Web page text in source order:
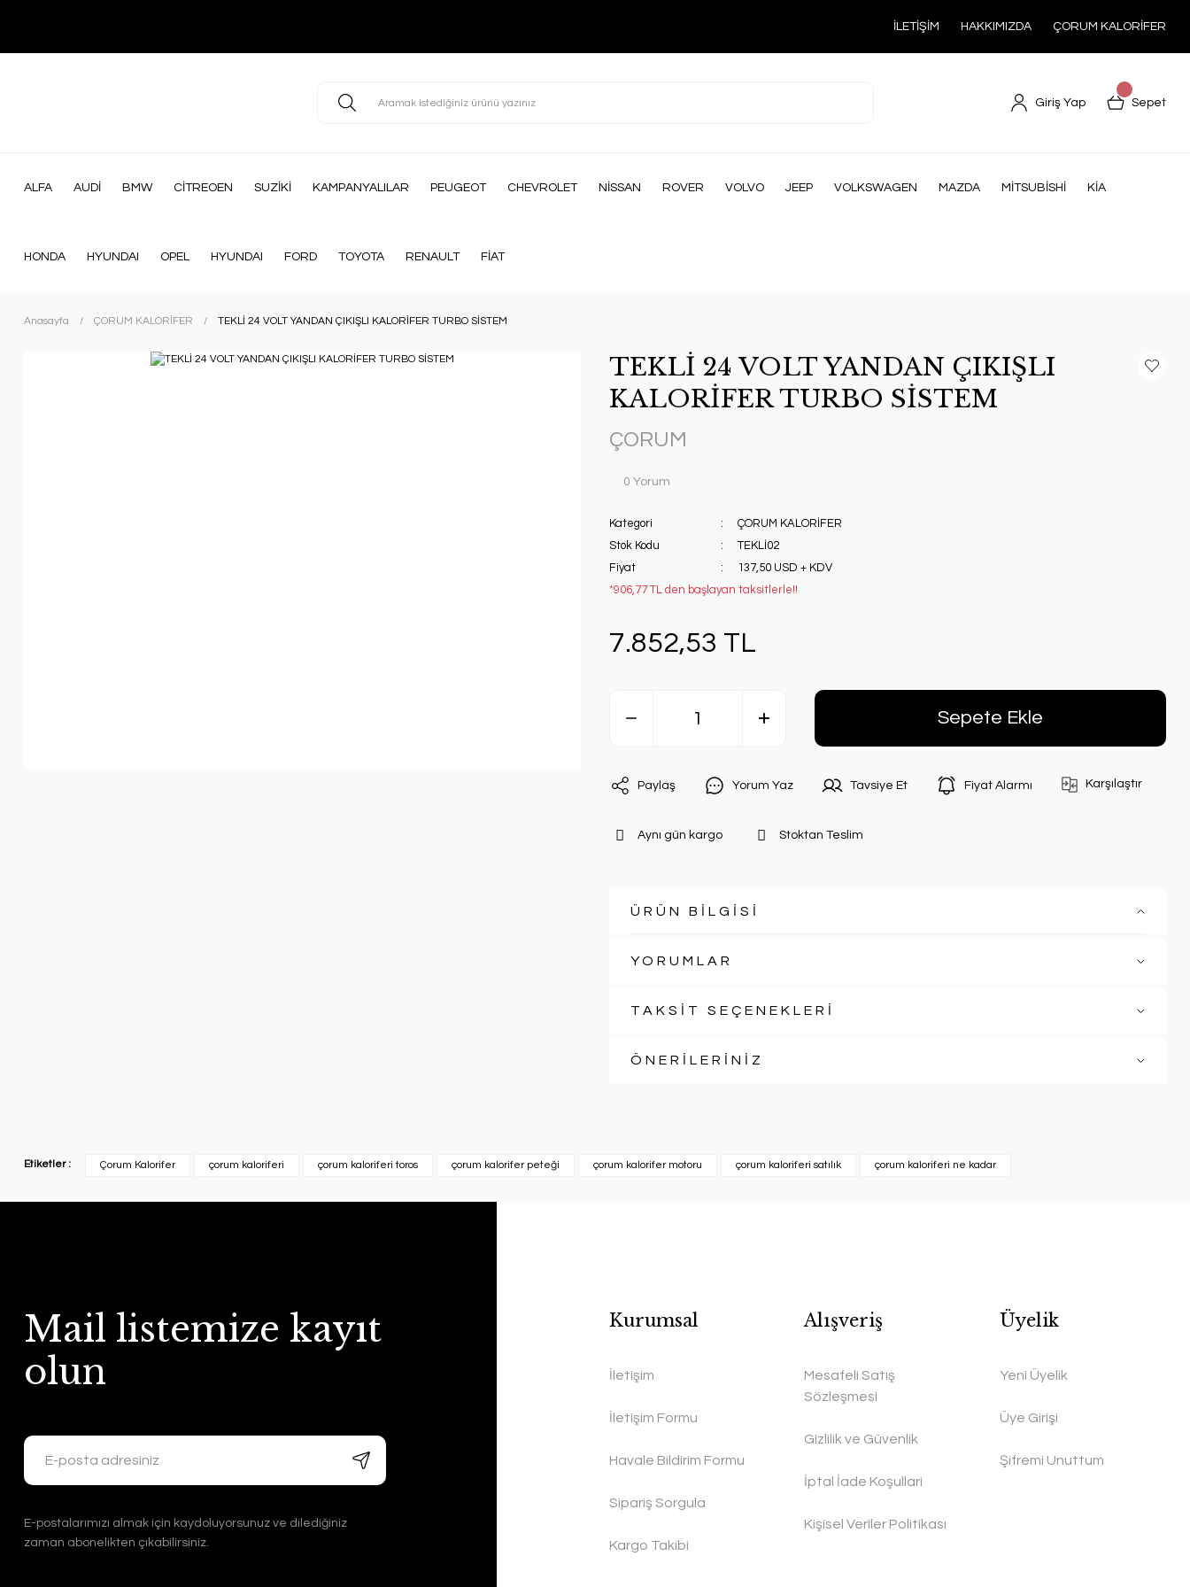
İLETİŞİM HAKKIMIZDA ÇORUM KALORİFER
Giriş Yap Sepet
ALFA AUDİ BMW CİTREOEN SUZİKİ KAMPANYALILAR PEUGEOT CHEVROLET NİSSAN ROVER VOLVO JEEP VOLKSWAGEN MAZDA MİTSUBİSHİ KİA
HONDA HYUNDAI OPEL HYUNDAI FORD TOYOTA RENAULT FİAT
Anasayfa ÇORUM KALORİFER TEKLİ 24 VOLT YANDAN ÇIKIŞLI KALORİFER TURBO SİSTEM
TEKLİ 24 VOLT YANDAN ÇIKIŞLI
KALORİFER TURBO SİSTEM
ÇORUM
0 Yorum
Kategori
ÇORUM KALORİFER
Stok Kodu
TEKLİ02
Fiyat
137,50 USD + KDV
*906,77 TL den başlayan taksitlerle!!
7.852,53 TL
Sepete Ekle
Paylaş Yorum Yaz Tavsiye Et Fiyat Alarmı Karşılaştır
Aynı gün kargo Stoktan Teslim
ÜRÜN BİLGİSİ
YORUMLAR
TAKSİT SEÇENEKLERİ
ÖNERİLERİNİZ
Etiketler : Çorum Kalorifer çorum kaloriferi çorum kaloriferi toros çorum kalorifer peteği çorum kalorifer motoru çorum kaloriferi satılık çorum kaloriferi ne kadar
Mail listemize kayıt
olun
E-postalarımızı almak için kaydoluyorsunuz ve dilediğiniz
zaman abonelikten çıkabilirsiniz.
Kurumsal
İletişim
İletişim Formu
Havale Bildirim Formu
Sipariş Sorgula
Kargo Takibi
Alışveriş
Mesafeli Satış
Sözleşmesi
Gizlilik ve Güvenlik
İptal İade Koşullari
Kişisel Veriler Politikası
Üyelik
Yeni Üyelik
Üye Girişi
Şifremi Unuttum